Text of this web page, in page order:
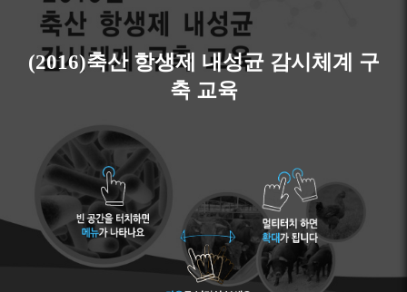
(2016)축산 항생제 내성균 감시체계 구
축 교육